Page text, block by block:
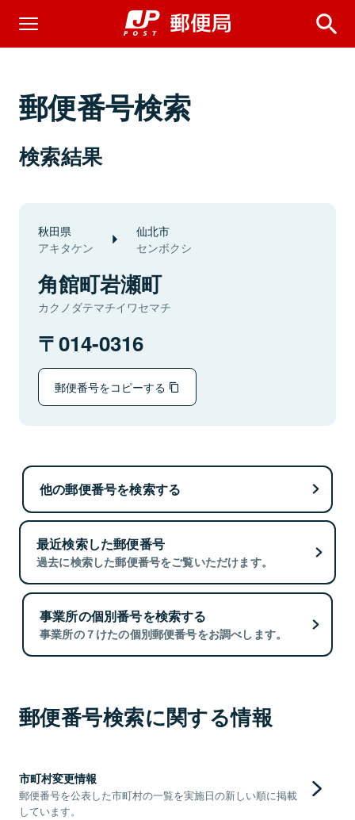
郵便番号検索
検索結果
秋田県
アキタケン
仙北市
センボクシ
角館町岩瀬町
カクノダテマチイワセマチ
014-0316
郵便番号をコピーする
他の郵便番号を検索する
最近検索した郵便番号
過去に検索した郵便番号をご覧いただけます。
事業所の個別番号を検索する
事業所の７けたの個別郵便番号をお調べします。
郵便番号検索に関する情報
市町村変更情報
郵便番号を公表した市町村の一覧を実施日の新しい順に掲載
しています。